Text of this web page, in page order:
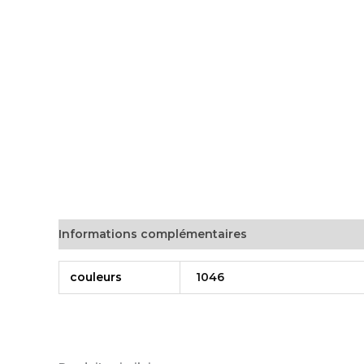
Informations complémentaires
couleurs 1046